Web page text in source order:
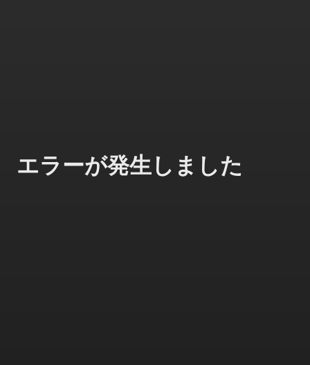
エラーが発生しました